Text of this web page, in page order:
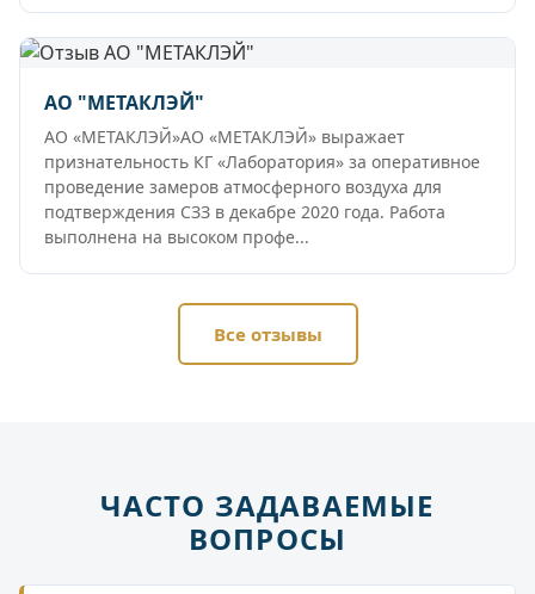
АО "МЕТАКЛЭЙ"
АО «МЕТАКЛЭЙ»АО «МЕТАКЛЭЙ» выражает
признательность КГ «Лаборатория» за оперативное
проведение замеров атмосферного воздуха для
подтверждения СЗЗ в декабре 2020 года. Работа
выполнена на высоком профе...
Все отзывы
ЧАСТО ЗАДАВАЕМЫЕ
ВОПРОСЫ